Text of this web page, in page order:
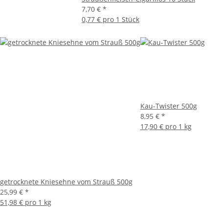
7,70 € *
0,77 € pro 1 Stück
getrocknete Kniesehne vom Strauß 500g
25,99 € *
51,98 € pro 1 kg
Kau-Twister 500g
8,95 € *
17,90 € pro 1 kg